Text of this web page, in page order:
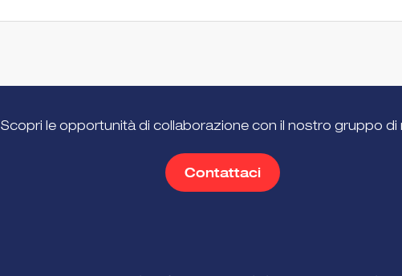
Scopri le opportunità di collaborazione con il nostro gruppo di
Contattaci